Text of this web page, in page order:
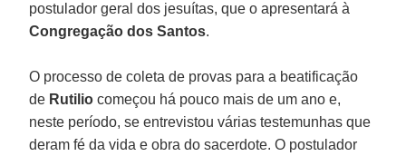
postulador geral dos jesuítas, que o apresentará à
Congregação dos Santos.
O processo de coleta de provas para a beatificação
de Rutilio começou há pouco mais de um ano e,
neste período, se entrevistou várias testemunhas que
deram fé da vida e obra do sacerdote. O postulador